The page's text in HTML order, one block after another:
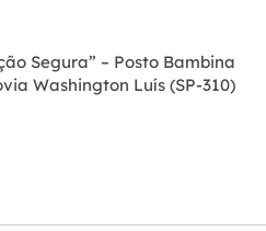
Segura” – Posto Bambina
Washington Luís (SP-310)